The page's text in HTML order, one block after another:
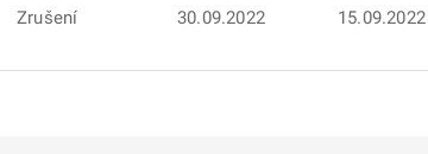
Zrušení 30.09.2022 15.09.2022